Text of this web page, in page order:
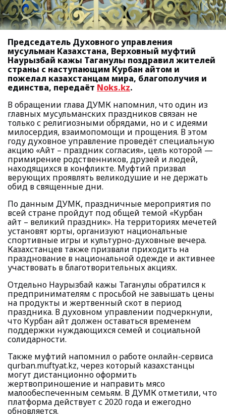
Председатель Духовного управления
мусульман Казахстана, Верховный муфтий
Наурызбай кажы Таганулы поздравил жителей
страны с наступающим Курбан айтом и
пожелал казахстанцам мира, благополучия и
единства, передаёт Noks.kz.
В обращении глава ДУМК напомнил, что один из
главных мусульманских праздников связан не
только с религиозными обрядами, но и с идеями
милосердия, взаимопомощи и прощения. В этом
году духовное управление проведёт специальную
акцию «Айт – праздник согласия», цель которой —
примирение родственников, друзей и людей,
находящихся в конфликте. Муфтий призвал
верующих проявлять великодушие и не держать
обид в священные дни.
По данным ДУМК, праздничные мероприятия по
всей стране пройдут под общей темой «Курбан
айт – великий праздник». На территориях мечетей
установят юрты, организуют национальные
спортивные игры и культурно-духовные вечера.
Казахстанцев также призвали приходить на
празднование в национальной одежде и активнее
участвовать в благотворительных акциях.
Отдельно Наурызбай кажы Таганулы обратился к
предпринимателям с просьбой не завышать цены
на продукты и жертвенный скот в период
праздника. В духовном управлении подчеркнули,
что Курбан айт должен оставаться временем
поддержки нуждающихся семей и социальной
солидарности.
Также муфтий напомнил о работе онлайн-сервиса
qurban.muftyat.kz, через который казахстанцы
могут дистанционно оформить
жертвоприношение и направить мясо
малообеспеченным семьям. В ДУМК отметили, что
платформа действует с 2020 года и ежегодно
обновляется.